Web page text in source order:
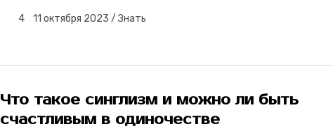
4 11 октября 2023 / Знать
Что такое синглизм и можно ли быть
счастливым в одиночестве